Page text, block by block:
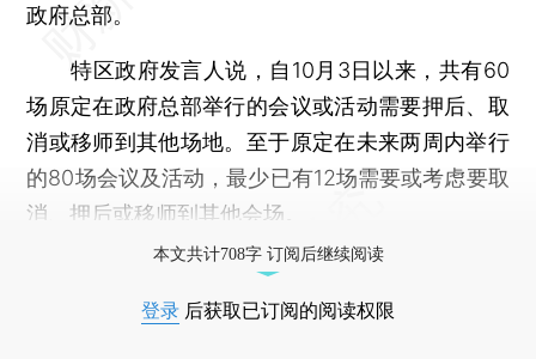
政府总部。
特区政府发言人说，自10月3日以来，共有60
场原定在政府总部举行的会议或活动需要押后、取
消或移师到其他场地。至于原定在未来两周内举行
的80场会议及活动，最少已有12场需要或考虑要取
消、押后或移师到其他会场。
本文共计708字 订阅后继续阅读
登录 后获取已订阅的阅读权限